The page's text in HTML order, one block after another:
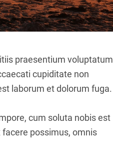
praesentium voluptatum
cupiditate non
laborum et dolorum fuga.
cum soluta nobis est
possimus, omnis